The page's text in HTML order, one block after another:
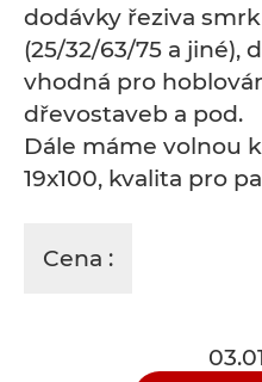
dodávky řeziva
(25/32/63/75 a jiné),
vhodná pro
dřevostaveb a pod.
Dále máme volnou
19x100, kvalita pro
Cena :